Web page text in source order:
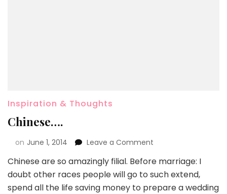
Inspiration & Thoughts
Chinese….
on June 1, 2014 Leave a Comment
Chinese are so amazingly filial. Before marriage: I
doubt other races people will go to such extend,
spend all the life saving money to prepare a wedding